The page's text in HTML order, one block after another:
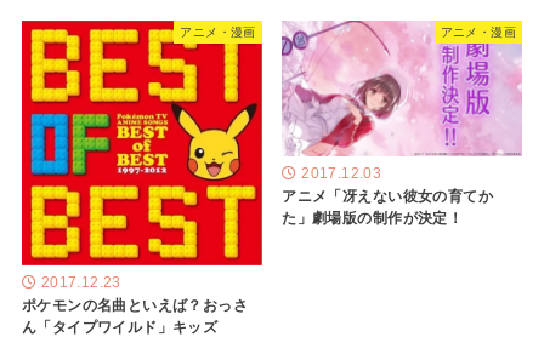
アニメ・漫画
2017.12.23
ポケモンの名曲といえば？おっさ
ん「タイプワイルド」キッズ
アニメ・漫画
2017.12.03
アニメ「冴えない彼女の育てか
た」劇場版の制作が決定！